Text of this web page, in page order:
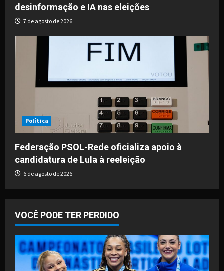
desinformação e IA nas eleições
7 de agosto de 2026
Política
Federação PSOL-Rede oficializa apoio à
candidatura de Lula à reeleição
6 de agosto de 2026
VOCÊ PODE TER PERDIDO